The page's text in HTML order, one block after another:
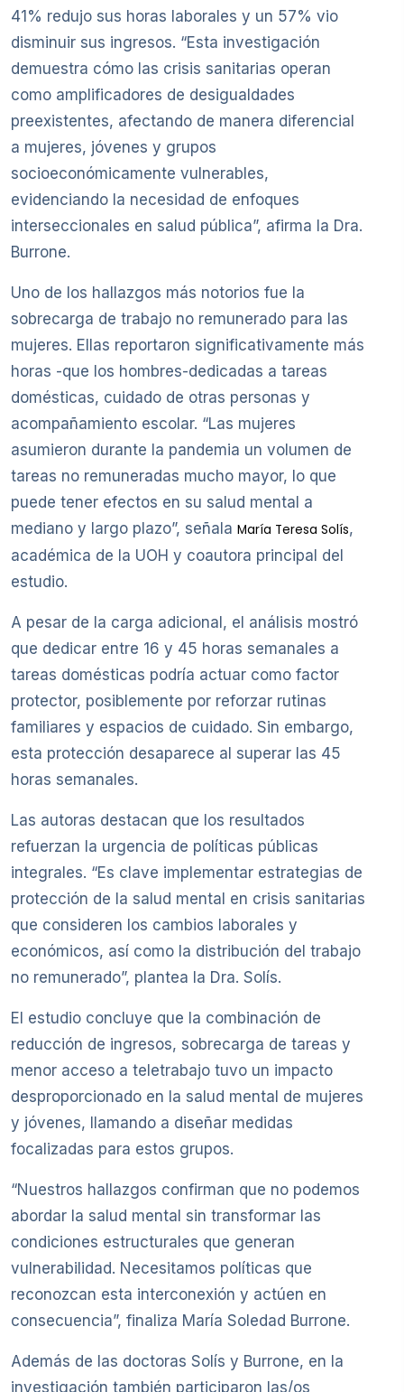
41% redujo sus horas laborales y un 57% vio
disminuir sus ingresos. “Esta investigación
demuestra cómo las crisis sanitarias operan
como amplificadores de desigualdades
preexistentes, afectando de manera diferencial
a mujeres, jóvenes y grupos
socioeconómicamente vulnerables,
evidenciando la necesidad de enfoques
interseccionales en salud pública”, afirma la Dra.
Burrone.
Uno de los hallazgos más notorios fue la
sobrecarga de trabajo no remunerado para las
mujeres. Ellas reportaron significativamente más
horas -que los hombres-dedicadas a tareas
domésticas, cuidado de otras personas y
acompañamiento escolar. “Las mujeres
asumieron durante la pandemia un volumen de
tareas no remuneradas mucho mayor, lo que
puede tener efectos en su salud mental a
mediano y largo plazo”, señala María Teresa Solís,
académica de la UOH y coautora principal del
estudio.
A pesar de la carga adicional, el análisis mostró
que dedicar entre 16 y 45 horas semanales a
tareas domésticas podría actuar como factor
protector, posiblemente por reforzar rutinas
familiares y espacios de cuidado. Sin embargo,
esta protección desaparece al superar las 45
horas semanales.
Las autoras destacan que los resultados
refuerzan la urgencia de políticas públicas
integrales. “Es clave implementar estrategias de
protección de la salud mental en crisis sanitarias
que consideren los cambios laborales y
económicos, así como la distribución del trabajo
no remunerado”, plantea la Dra. Solís.
El estudio concluye que la combinación de
reducción de ingresos, sobrecarga de tareas y
menor acceso a teletrabajo tuvo un impacto
desproporcionado en la salud mental de mujeres
y jóvenes, llamando a diseñar medidas
focalizadas para estos grupos.
“Nuestros hallazgos confirman que no podemos
abordar la salud mental sin transformar las
condiciones estructurales que generan
vulnerabilidad. Necesitamos políticas que
reconozcan esta interconexión y actúen en
consecuencia”, finaliza María Soledad Burrone.
Además de las doctoras Solís y Burrone, en la
investigación también participaron las/os